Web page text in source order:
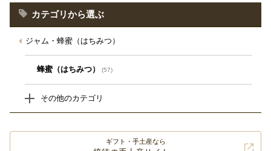
カテゴリから選ぶ
ジャム・蜂蜜（はちみつ）
蜂蜜（はちみつ） (57)
その他のカテゴリ
ギフト・手土産なら